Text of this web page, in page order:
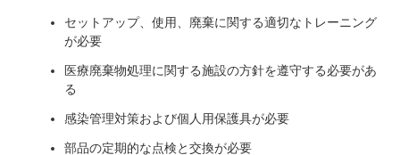
セットアップ、使用、廃棄に関する適切なトレーニング
が必要
医療廃棄物処理に関する施設の方針を遵守する必要があ
る
感染管理対策および個人用保護具が必要
部品の定期的な点検と交換が必要